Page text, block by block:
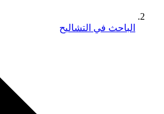
الباحث في التشاليح